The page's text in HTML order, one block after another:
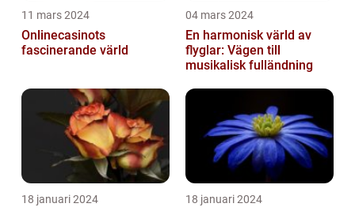
11 mars 2024
Onlinecasinots
fascinerande värld
04 mars 2024
En harmonisk värld av
flyglar: Vägen till
musikalisk fulländning
18 januari 2024 18 januari 2024